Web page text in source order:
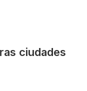
ciudades